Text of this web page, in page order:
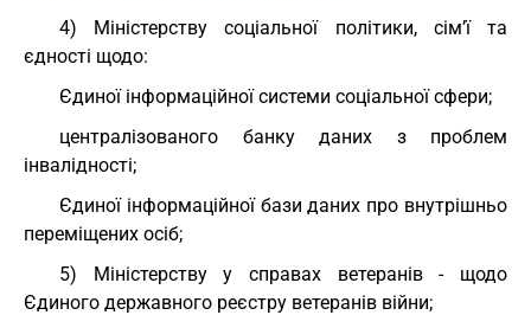
4) Міністерству соціальної політики, сім’ї та
єдності щодо:
Єдиної інформаційної системи соціальної сфери;
централізованого банку даних з проблем
інвалідності;
Єдиної інформаційної бази даних про внутрішньо
переміщених осіб;
5) Міністерству у справах ветеранів - щодо
Єдиного державного реєстру ветеранів війни;